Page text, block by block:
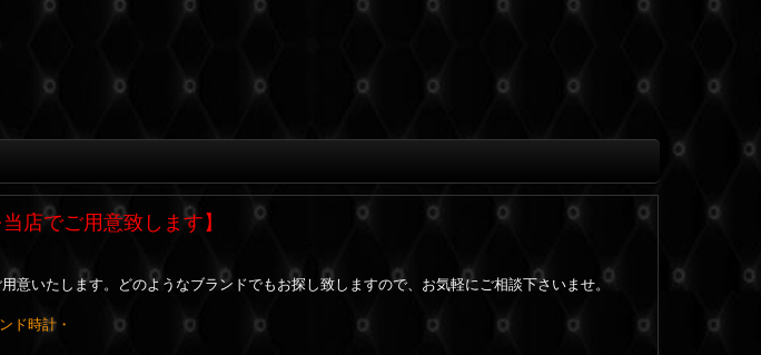
店でご用意致します】
意いたします。どのようなブランドでもお探し致しますので、お気軽にご相談下さいませ。
ド時計・